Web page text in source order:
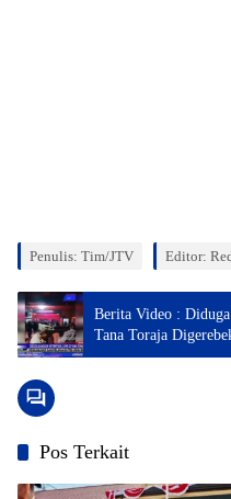
Penulis: Tim/JTV Editor:
Berita Video :
Tana Toraja
Pelayan di Tes Urin
Pos Terkait